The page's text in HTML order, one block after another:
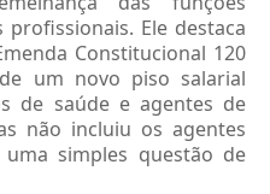
Ele destaca
Constitucional 120
um novo piso salarial
de saúde e agentes de
não incluiu os agentes
simples questão de